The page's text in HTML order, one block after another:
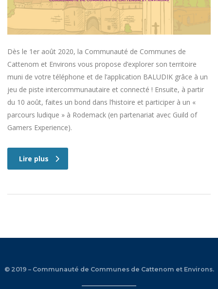
Dès le 1er août 2020, la Communauté de Communes de
Cattenom et Environs vous propose d’explorer son territoire
muni de votre téléphone et de l’application BALUDIK grâce à un
jeu de piste intercommunautaire et connecté ! Ensuite, à partir
du 10 août, faites un bond dans l’histoire et participer à un «
parcours ludique » à Rodemack (en partenariat avec Guild of
Gamers Experience).
Lire plus
© 2019 – Communauté de Communes de Cattenom et Environs.